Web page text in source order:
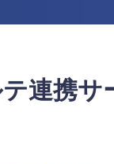
テ連携